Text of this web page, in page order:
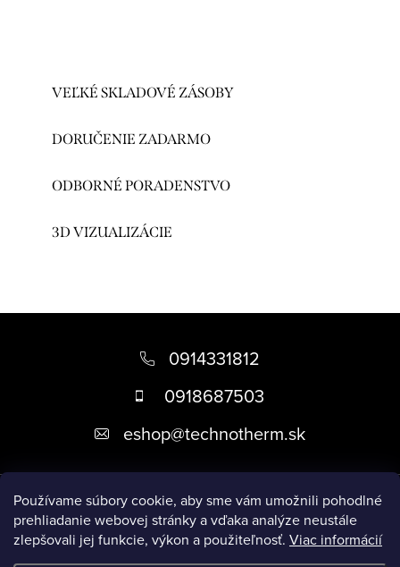
Používame súbory cookie, aby sme vám umožnili pohodlné
prehliadanie webovej stránky a vďaka analýze neustále
zlepšovali jej funkcie, výkon a použiteľnosť. Viac informácií
VEĽKÉ SKLADOVÉ ZÁSOBY
DORUČENIE ZADARMO
ODBORNÉ PORADENSTVO
3D VIZUALIZÁCIE
i
0914331812
0918687503
eshop@technotherm.sk
Informácie
Prijímame online platby